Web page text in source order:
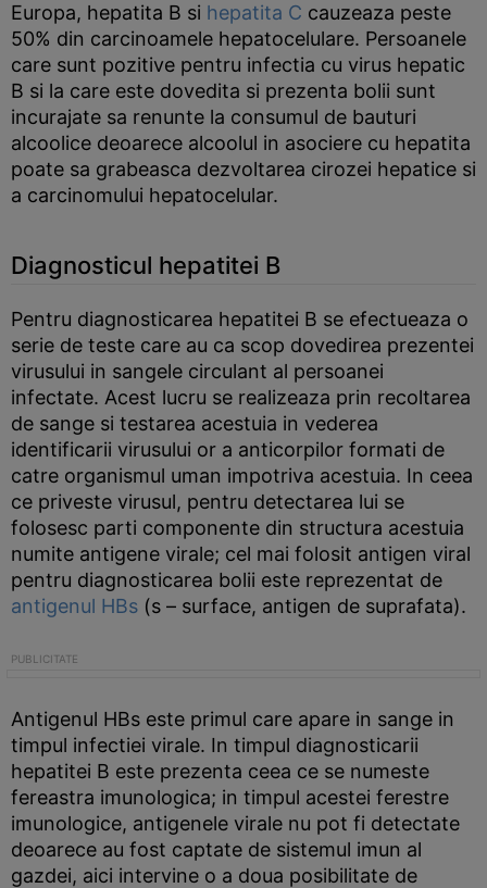
Europa, hepatita B si hepatita C cauzeaza peste
50% din carcinoamele hepatocelulare. Persoanele
care sunt pozitive pentru infectia cu virus hepatic
B si la care este dovedita si prezenta bolii sunt
incurajate sa renunte la consumul de bauturi
alcoolice deoarece alcoolul in asociere cu hepatita
poate sa grabeasca dezvoltarea cirozei hepatice si
a carcinomului hepatocelular.
Diagnosticul hepatitei B
Pentru diagnosticarea hepatitei B se efectueaza o
serie de teste care au ca scop dovedirea prezentei
virusului in sangele circulant al persoanei
infectate. Acest lucru se realizeaza prin recoltarea
de sange si testarea acestuia in vederea
identificarii virusului or a anticorpilor formati de
catre organismul uman impotriva acestuia. In ceea
ce priveste virusul, pentru detectarea lui se
folosesc parti componente din structura acestuia
numite antigene virale; cel mai folosit antigen viral
pentru diagnosticarea bolii este reprezentat de
antigenul HBs (s – surface, antigen de suprafata).
Antigenul HBs este primul care apare in sange in
timpul infectiei virale. In timpul diagnosticarii
hepatitei B este prezenta ceea ce se numeste
fereastra imunologica; in timpul acestei ferestre
imunologice, antigenele virale nu pot fi detectate
deoarece au fost captate de sistemul imun al
gazdei, aici intervine o a doua posibilitate de